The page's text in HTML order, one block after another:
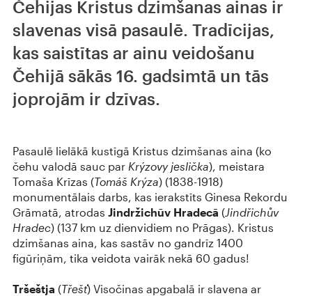
Čehijas Kristus dzimšanas ainas ir
slavenas visā pasaulē. Tradīcijas,
kas saistītas ar ainu veidošanu
Čehijā sākās 16. gadsimtā un tās
joprojām ir dzīvas.
Pasaulē lielākā kustīgā Kristus dzimšanas aina (ko
čehu valodā sauc par Krýzovy jeslička), meistara
Tomaša Krīzas (Tomáš Krýza) (1838-1918)
monumentālais darbs, kas ierakstīts Ginesa Rekordu
Grāmatā, atrodas Jindržichūv Hradecā (Jindřichův
Hradec) (137 km uz dienvidiem no Prāgas). Kristus
dzimšanas aina, kas sastāv no gandrīz 1400
figūriņām, tika veidota vairāk nekā 60 gadus!
Tršeštja (Třešť) Visočinas apgabalā ir slavena ar